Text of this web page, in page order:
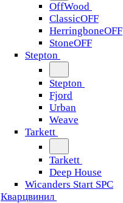
OffWood
ClassicOFF
HerringboneOFF
StoneOFF
Stepton
Stepton
Fjord
Urban
Weave
Tarkett
Tarkett
Deep House
Wicanders Start SPC
Кварцвинил